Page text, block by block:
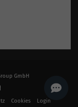
GmbH
Cookies Login